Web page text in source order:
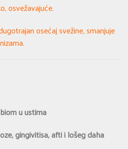
osvežavajuće.
osećaj svežine, smanjuje
u ustima
gingivitisa, afti i lošeg daha